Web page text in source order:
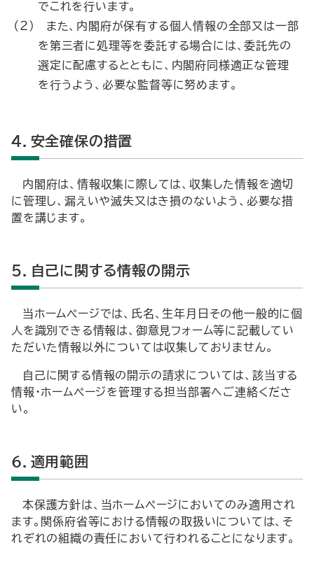
（２）
でこれを行います。
また、内閣府が保有する個人情報の全部又は一部
を第三者に処理等を委託する場合には、委託先の
選定に配慮するとともに、内閣府同様適正な管理
を行うよう、必要な監督等に努めます。
4．安全確保の措置
内閣府は、情報収集に際しては、収集した情報を適切
に管理し、漏えいや滅失又はき損のないよう、必要な措
置を講じます。
5．自己に関する情報の開示
当ホームページでは、氏名、生年月日その他一般的に個
人を識別できる情報は、御意見フォーム等に記載してい
ただいた情報以外については収集しておりません。
自己に関する情報の開示の請求については、該当する
情報・ホームページを管理する担当部署へご連絡くださ
い。
6．適用範囲
本保護方針は、当ホームページにおいてのみ適用され
ます。関係府省等における情報の取扱いについては、そ
れぞれの組織の責任において行われることになります。